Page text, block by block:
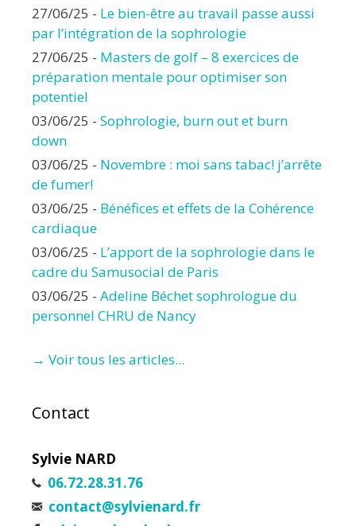
27/06/25 - Le bien-être au travail passe aussi
par l’intégration de la sophrologie
27/06/25 - Masters de golf – 8 exercices de
préparation mentale pour optimiser son
potentiel
03/06/25 - Sophrologie, burn out et burn
down
03/06/25 - Novembre : moi sans tabac! j’arrête
de fumer!
03/06/25 - Bénéfices et effets de la Cohérence
cardiaque
03/06/25 - L’apport de la sophrologie dans le
cadre du Samusocial de Paris
03/06/25 - Adeline Béchet sophrologue du
personnel CHRU de Nancy
→ Voir tous les articles...
Contact
Sylvie NARD
06.72.28.31.76
contact@sylvienard.fr